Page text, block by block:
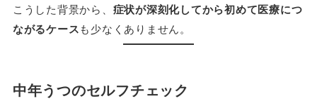
こうした背景から、 症状が深刻化してから初めて医療につ
ながるケースも少なくありません。
中年うつのセルフチェック